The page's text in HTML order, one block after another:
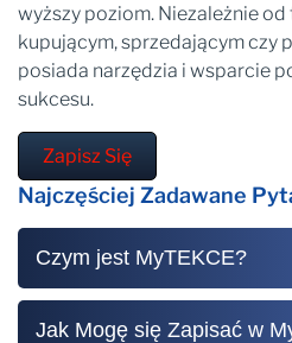
wyższy poziom. Niezależnie od
kupującym, sprzedającym czy
posiada narzędzia i wsparcie
sukcesu.
Zapisz Się
Najczęściej Zadawane
Czym jest MyTEKCE?
Jak Mogę się Zapisać w